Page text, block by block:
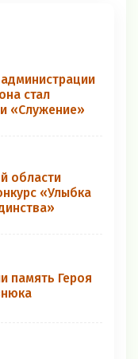
стал
«Служение»
области
«Улыбка
память Героя